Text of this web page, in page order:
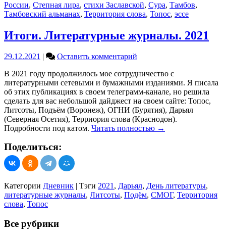
России, Степная лира, стихи Заславской, Сура, Тамбов,
Тамбовский альманах, Территория слова, Топос, эссе
Итоги. Литературные журналы. 2021
29.12.2021 | Оставить комментарий
Литературные
журналы.
2021
В 2021 году продолжилось мое сотрудничество с
литературными сетевыми и бумажными изданиями. Я писала
об этих публикациях в своем телеграмм-канале, но решила
сделать для вас небольшой дайджест на своем сайте: Топос,
Литсоты, Подъём (Воронеж), ОГНИ (Бурятия), Дарьял
(Северная Осетия), Терриория слова (Краснодон).
Подробности под катом. Читать полностью →
Поделиться:
Категории Дневник | Тэги 2021, Дарьял, День литературы,
литературные журналы, Литсоты, Подём, СМОГ, Территория
слова, Топос
Все рубрики